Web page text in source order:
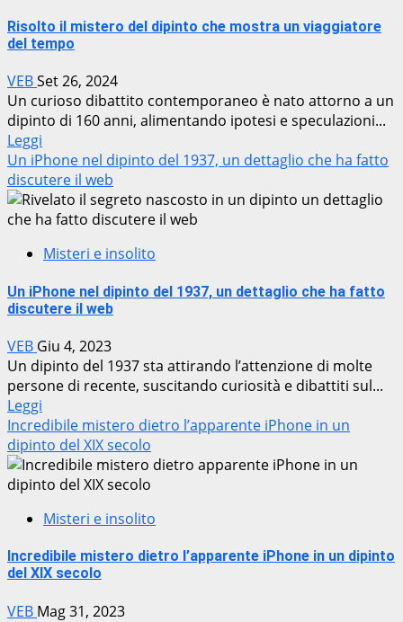
Risolto il mistero del dipinto che mostra un viaggiatore
del tempo
VEBSet 26, 2024
Un curioso dibattito contemporaneo è nato attorno a un
dipinto di 160 anni, alimentando ipotesi e speculazioni...
Leggi
Un iPhone nel dipinto del 1937, un dettaglio che ha fatto
discutere il web
Misteri e insolito
Un iPhone nel dipinto del 1937, un dettaglio che ha fatto
discutere il web
VEB Giu 4, 2023
Un dipinto del 1937 sta attirando l’attenzione di molte
persone di recente, suscitando curiosità e dibattiti sul...
Leggi
Incredibile mistero dietro l’apparente iPhone in un
dipinto del XIX secolo
Misteri e insolito
Incredibile mistero dietro l’apparente iPhone in un dipinto
del XIX secolo
VEB Mag 31, 2023